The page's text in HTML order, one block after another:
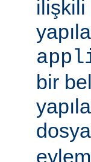
ilişkili
bir